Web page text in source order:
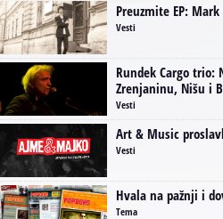
Preuzmite EP:
Vesti
Rundek Cargo
Zrenjaninu, Nišu i
Vesti
Art & Music
Vesti
Hvala na pažnji i
Tema